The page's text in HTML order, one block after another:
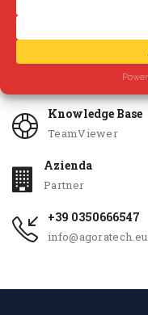
Servizi
Knowledge Base
TeamViewer
Azienda
Partner
+39 0350666547
info@agoratech.eu